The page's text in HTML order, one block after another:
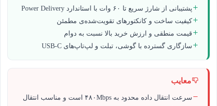
پشتیبانی از شارژ سریع تا ۶۰ وات با استاندارد Power Delivery
کیفیت ساخت و کانکتورهای تقویت‌شده‌ی مطمئن
قیمت منطقی و ارزش خرید بالا نسبت به دوام
سازگاری گسترده با گوشی، تبلت و لپ‌تاپ‌های USB-C
معایب
سرعت انتقال داده محدود به ۴۸۰Mbps است و مناسب انتقال